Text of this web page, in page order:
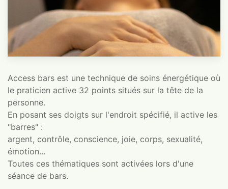
Access bars est une technique de soins énergétique où
le praticien active 32 points situés sur la tête de la
personne.
En posant ses doigts sur l'endroit spécifié, il active les
"barres" :
argent, contrôle, conscience, joie, corps, sexualité,
émotion...
Toutes ces thématiques sont activées lors d'une
séance de bars.